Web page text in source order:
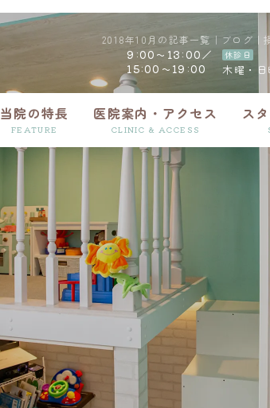
2018年10月の記事一覧｜ブログ｜
9:00～13:00／
15:00～19:00
休診日
木曜・日
当院の特長
FEATURE
医院案内・アクセス
CLINIC & ACCESS
ス
小児歯科
スペシャルニーズ
歯科恐怖症